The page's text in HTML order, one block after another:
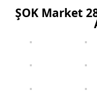
ŞOK Market